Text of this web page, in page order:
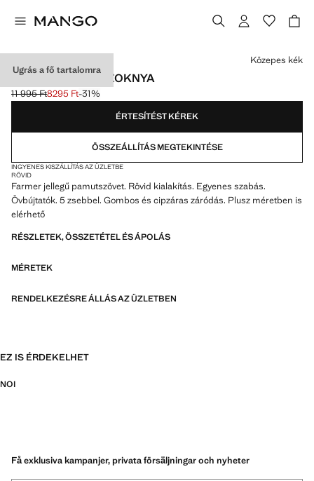
Ugrás a fő tartalomra
RÖVID FARMERSZOKNYA
Kezdeti ár áthúzva [11 995 Ft ]
11 995 Ft
Jelenlegi ár [8295 Ft ]
8295 Ft-31%
Válassz egy színt
Közepes kék
ÉRTESÍTÉST KÉREK
ÖSSZEÁLLÍTÁS MEGTEKINTÉSE
INGYENES KISZÁLLÍTÁS AZ ÜZLETBE
RÖVID
Farmer jellegű pamutszövet. Rövid kialakítás. Egyenes szabás.
Övbújtatók. 5 zsebbel. Gombos és cipzáras záródás. Plusz méretben is
elérhető
RÉSZLETEK, ÖSSZETÉTEL ÉS ÁPOLÁS
MÉRETEK
RENDELKEZÉSRE ÁLLÁS AZ ÜZLETBEN
EZ IS ÉRDEKELHET
NOI
Få exklusiva kampanjer, privata försäljningar och nyheter